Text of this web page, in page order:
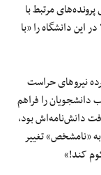
مرتبط با
تجمعات سال گذشته دانشجویان در اعتراضات دی۴۰۴ در این دانشگاه را «با
نیروهای حراست
دانشجویان را فراهم
دانش‌نامه‌اش بود،
«نامشخص» تغییر
کند!»